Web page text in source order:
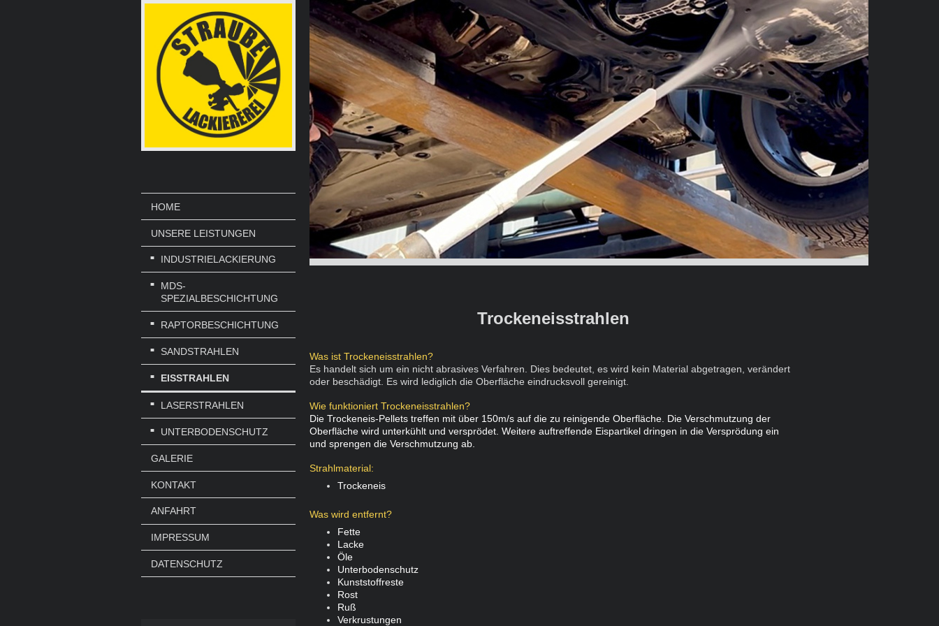
HOME
UNSERE LEISTUNGEN
INDUSTRIELACKIERUNG
MDS-
SPEZIALBESCHICHTUNG
RAPTORBESCHICHTUNG
SANDSTRAHLEN
EISSTRAHLEN
LASERSTRAHLEN
UNTERBODENSCHUTZ
GALERIE
KONTAKT
ANFAHRT
IMPRESSUM
DATENSCHUTZ
Trockeneisstrahlen
Was ist Trockeneisstrahlen?
Es handelt sich um ein nicht abrasives Verfahren. Dies bedeutet, es wird kein Material abgetragen, verändert
oder beschädigt. Es wird lediglich die Oberfläche eindrucksvoll gereinigt.
Wie funktioniert Trockeneisstrahlen?
Die Trockeneis-Pellets treffen mit über 150m/s auf die zu reinigende Oberfläche. Die Verschmutzung der
Oberfläche wird unterkühlt und versprödet. Weitere auftreffende Eispartikel dringen in die Versprödung ein
und sprengen die Verschmutzung ab.
Strahlmaterial:
Trockeneis
Was wird entfernt?
​Fette
Lacke
Öle
Unterbodenschutz
Kunststoffreste
Rost
Ruß
Verkrustungen